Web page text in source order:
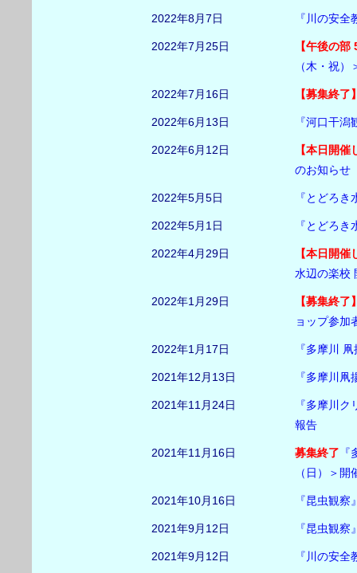
2022年8月7日 『川の安
2022年7月25日
【午後の
（木・祝
2022年7月16日 【募集終了
2022年6月13日 『河口干
2022年6月12日
【本日開催
のお知らせ
2022年5月5日 『とどろ
2022年5月1日 『とどろ
2022年4月29日
【本日開
水辺の楽校
2022年1月29日
【募集終了
ョップ参加
2022年1月17日 『多摩川
2021年12月13日 『多摩川
2021年11月24日
『多摩川
報告
2021年11月16日 募集終了
（日）＞
2021年10月16日 『昆虫観
2021年9月12日 『昆虫観
2021年9月12日 『川の安全